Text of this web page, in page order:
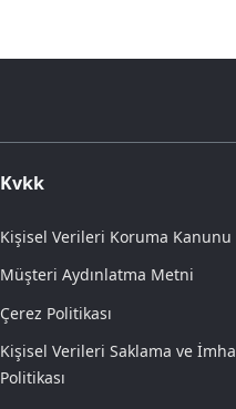
Kvkk
Kişisel Verileri Koruma Kanunu
Müşteri Aydınlatma Metni
Çerez Politikası
Kişisel Verileri Saklama ve İmha
Politikası